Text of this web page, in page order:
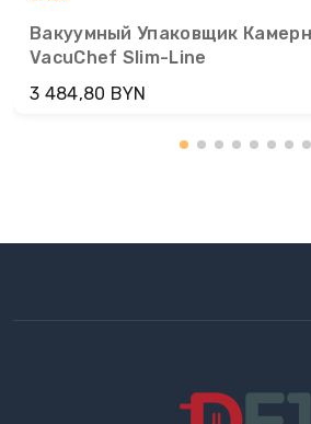
Вакуумный Упаковщик
VacuChef Slim-Line
3 484,80 BYN